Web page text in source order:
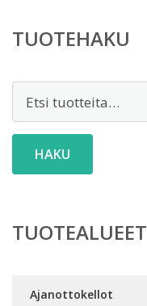
TUOTEHAKU
HAKU
TUOTEALUEET
Ajanottokellot